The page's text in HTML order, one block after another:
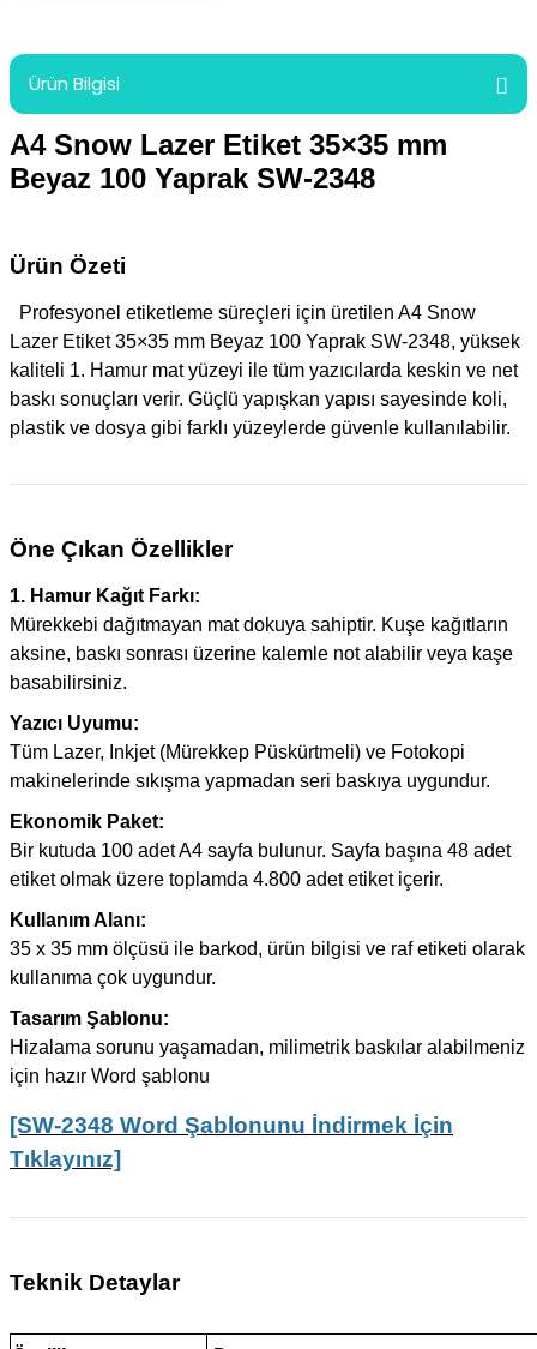
Ürün Bilgisi
A4 Snow Lazer Etiket 35×35 mm
Beyaz 100 Yaprak SW-2348
Ürün Özeti
Profesyonel etiketleme süreçleri için üretilen A4 Snow
Lazer Etiket 35×35 mm Beyaz 100 Yaprak SW-2348, yüksek
kaliteli 1. Hamur mat yüzeyi ile tüm yazıcılarda keskin ve net
baskı sonuçları verir. Güçlü yapışkan yapısı sayesinde koli,
plastik ve dosya gibi farklı yüzeylerde güvenle kullanılabilir.
Öne Çıkan Özellikler
1. Hamur Kağıt Farkı:
Mürekkebi dağıtmayan mat dokuya sahiptir. Kuşe kağıtların
aksine, baskı sonrası üzerine kalemle not alabilir veya kaşe
basabilirsiniz.
Yazıcı Uyumu:
Tüm Lazer, Inkjet (Mürekkep Püskürtmeli) ve Fotokopi
makinelerinde sıkışma yapmadan seri baskıya uygundur.
Ekonomik Paket:
Bir kutuda 100 adet A4 sayfa bulunur. Sayfa başına 48 adet
etiket olmak üzere toplamda 4.800 adet etiket içerir.
Kullanım Alanı:
35 x 35 mm ölçüsü ile barkod, ürün bilgisi ve raf etiketi olarak
kullanıma çok uygundur.
Tasarım Şablonu:
Hizalama sorunu yaşamadan, milimetrik baskılar alabilmeniz
için hazır Word şablonu
[SW-2348 Word Şablonunu İndirmek İçin
Tıklayınız]
Teknik Detaylar